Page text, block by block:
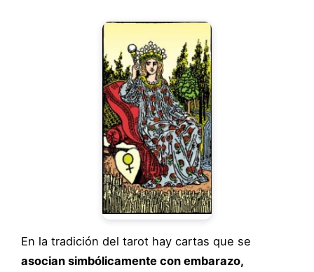
En la tradición del tarot hay cartas que se
asocian simbólicamente con embarazo,